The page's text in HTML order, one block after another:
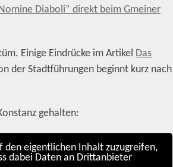
Diaboli“ direkt beim Gmeiner
Einige Eindrücke im Artikel Das
der Stadtführungen beginnt kurz nach
gehalten:
den eigentlichen Inhalt zuzugreifen,
dabei Daten an Drittanbieter